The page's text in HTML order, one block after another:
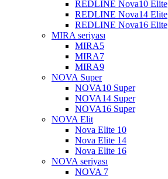
REDLINE Nova10 Elite
REDLINE Nova14 Elite
REDLINE Nova16 Elite
MIRA seriyası
MIRA5
MIRA7
MIRA9
NOVA Super
NOVA10 Super
NOVA14 Super
NOVA16 Super
NOVA Elit
Nova Elite 10
Nova Elite 14
Nova Elite 16
NOVA seriyası
NOVA 7